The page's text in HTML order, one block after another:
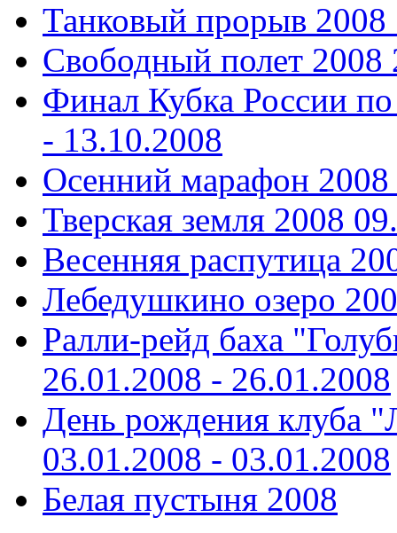
Танковый прорыв 2008
Свободный полет 2008
Финал Кубка России
- 13.10.2008
Осенний марафон 2008
Тверская земля 2008
Весенняя распутица
Лебедушкино озеро
Ралли-рейд баха
26.01.2008 - 26.01.2008
День рождения клуба
03.01.2008 - 03.01.2008
Белая пустыня 2008